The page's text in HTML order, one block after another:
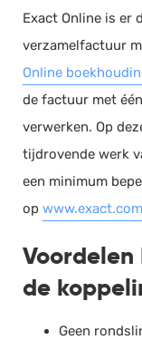
Exact Online is er
verzamelfactuur
Online
de factuur met
verwerken. Op
tijdrovende werk
een minimum
op
Voordelen
de
Geen